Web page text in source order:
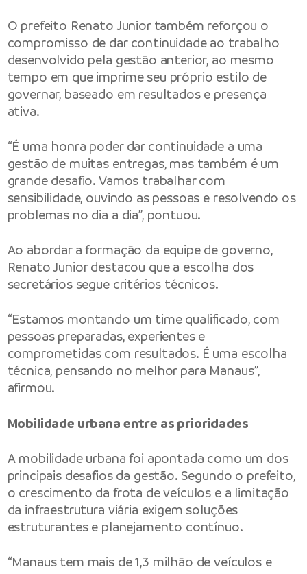
O prefeito Renato Junior também reforçou o
compromisso de dar continuidade ao trabalho
desenvolvido pela gestão anterior, ao mesmo
tempo em que imprime seu próprio estilo de
governar, baseado em resultados e presença
ativa.
“É uma honra poder dar continuidade a uma
gestão de muitas entregas, mas também é um
grande desafio. Vamos trabalhar com
sensibilidade, ouvindo as pessoas e resolvendo os
problemas no dia a dia”, pontuou.
Ao abordar a formação da equipe de governo,
Renato Junior destacou que a escolha dos
secretários segue critérios técnicos.
“Estamos montando um time qualificado, com
pessoas preparadas, experientes e
comprometidas com resultados. É uma escolha
técnica, pensando no melhor para Manaus”,
afirmou.
Mobilidade urbana entre as prioridades
A mobilidade urbana foi apontada como um dos
principais desafios da gestão. Segundo o prefeito,
o crescimento da frota de veículos e a limitação
da infraestrutura viária exigem soluções
estruturantes e planejamento contínuo.
“Manaus tem mais de 1,3 milhão de veículos e